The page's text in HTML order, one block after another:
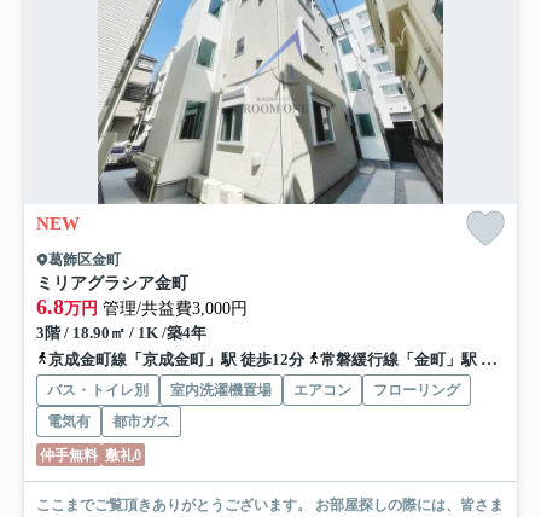
NEW
葛飾区金町
ミリアグラシア金町
6.8万円 管理/共益費3,000円
3階 / 18.90㎡ / 1K /築4年
京成金町線「京成金町」駅 徒歩12分
常磐緩行線「金町」駅 徒歩12分
バス・トイレ別 室内洗濯機置場 エアコン
フローリング
電気有
都市ガス
仲手無料 敷礼0
ここまでご覧頂きありがとうございます。 お部屋探しの際には、皆さま